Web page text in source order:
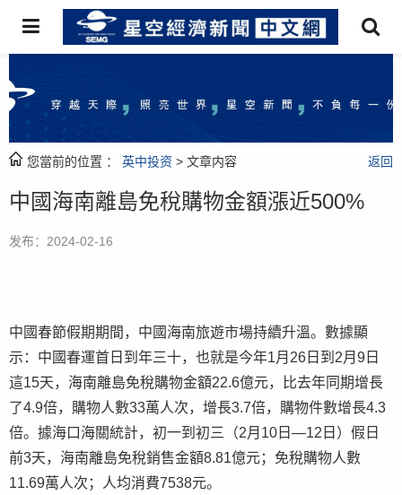
您當前的位置 ： 英中投资 > 文章内容 返回
中國海南離島免稅購物金額漲近500%
发布：2024-02-16
中國春節假期期間，中國海南旅遊市場持續升溫。數據顯
示：中國春運首日到年三十，也就是今年1月26日到2月9日
這15天，海南離島免稅購物金額22.6億元，比去年同期增長
了4.9倍，購物人數33萬人次，增長3.7倍，購物件數增長4.3
倍。據海口海關統計，初一到初三（2月10日—12日）假日
前3天，海南離島免稅銷售金額8.81億元；免稅購物人數
11.69萬人次；人均消費7538元。